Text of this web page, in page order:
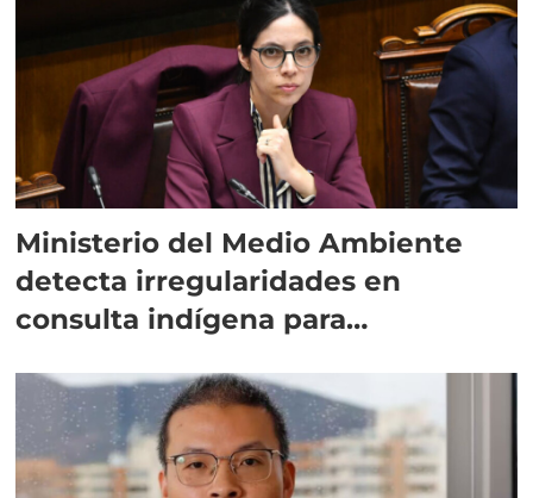
Ministerio del Medio Ambiente
detecta irregularidades en
consulta indígena para